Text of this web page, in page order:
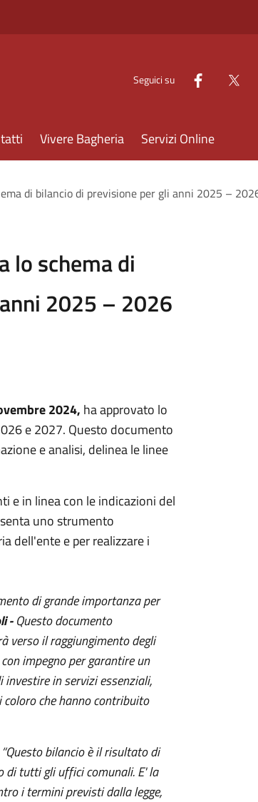
Seguici su
Vivere Bagheria Servizi Online
di bilancio di previsione per gli anni 2025 –
lo schema di
2025 – 2026
2024, ha approvato lo
e 2027. Questo documento
e analisi, delinea le linee
e in linea con le indicazioni del
uno strumento
dell'ente e per realizzare i
di grande importanza per
-Questo documento
verso il raggiungimento degli
impegno per garantire un
in servizi essenziali,
che hanno contribuito
bilancio è il risultato di
di tutti gli uffici comunali. E' la
i termini previsti dalla legge,